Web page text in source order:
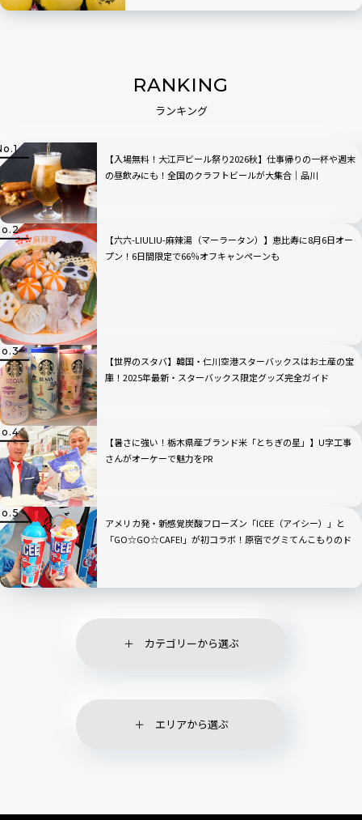
RANKING
ランキング
【入場無料！大江戸ビール祭り2026秋】仕事帰りの一杯や週末
の昼飲みにも！全国のクラフトビールが大集合｜品川
【六六-LIULIU-麻辣湯（マーラータン）】恵比寿に8月6日オー
プン！6日間限定で66％オフキャンペーンも
【世界のスタバ】韓国・仁川空港スターバックスはお土産の宝
庫！2025年最新・スターバックス限定グッズ完全ガイド
【暑さに強い！栃木県産ブランド米「とちぎの星」】U字工事
さんがオーケーで魅力をPR
アメリカ発・新感覚炭酸フローズン「ICEE（アイシー）」と
「GO☆GO☆CAFE!」が初コラボ！原宿でグミてんこもりのド
カテゴリーから選ぶ
エリアから選ぶ